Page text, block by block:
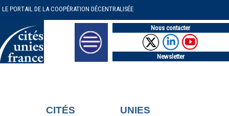
LE PORTAIL DE LA COOPÉRATION DÉCENTRALISÉE
Nous contacter
Newsletter
CITÉS UNIES